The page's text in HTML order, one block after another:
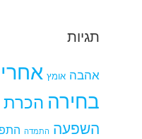
תגיות
אהבה אומץ
בחירה הכרת
השפעה התמדה